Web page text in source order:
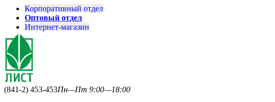
Корпоративный отдел
Оптовый отдел
Интернет-магазин
(841-2) 453-453Пн—Пт 9:00—18:00